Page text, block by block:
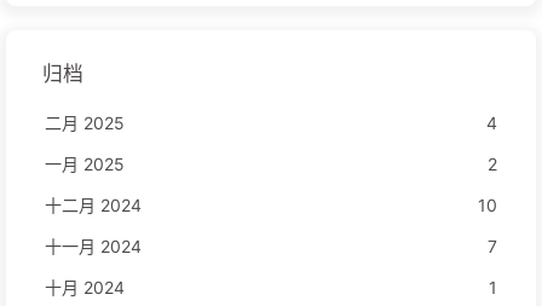
归档
二月 2025
4
一月 2025
2
十二月 2024
10
十一月 2024
7
十月 2024
1